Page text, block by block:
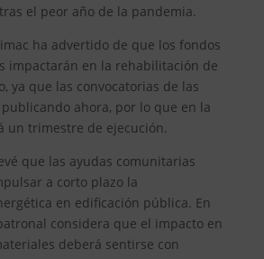
el peor año de la pandemia.
ha advertido de que los fondos
impactarán en la rehabilitación de
ya que las convocatorias de las
ahora, por lo que en la
un trimestre de ejecución.
que las ayudas comunitarias
a corto plazo la
en edificación pública. En
considera que el impacto en
deberá sentirse con